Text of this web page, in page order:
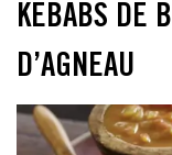
KEBABS DE
D’AGNEAU